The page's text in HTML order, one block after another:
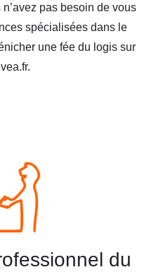
pas besoin de vous
spécialisées dans le
une fée du logis sur
du